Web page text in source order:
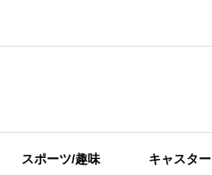
スポーツ/趣味 キャスター